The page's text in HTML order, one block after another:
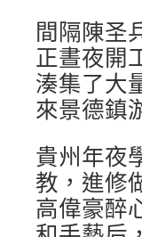
間隔陳圣
正晝夜開
湊集了大
來景德鎮
貴州年夜
教，進修
高偉豪醉